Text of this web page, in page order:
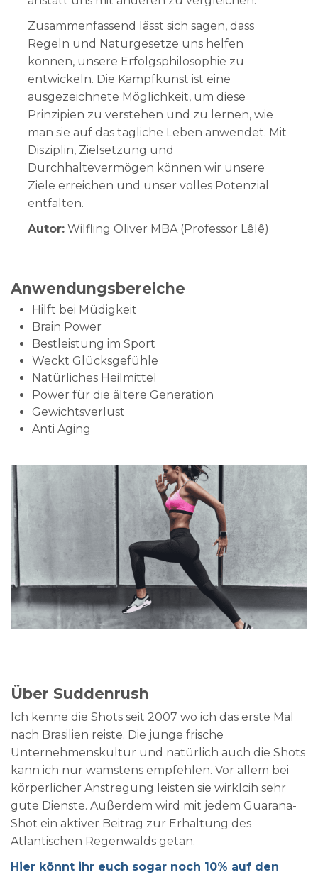
Zusammenfassend lässt sich sagen, dass
Regeln und Naturgesetze uns helfen
können, unsere Erfolgsphilosophie zu
entwickeln. Die Kampfkunst ist eine
ausgezeichnete Möglichkeit, um diese
Prinzipien zu verstehen und zu lernen, wie
man sie auf das tägliche Leben anwendet. Mit
Disziplin, Zielsetzung und
Durchhaltevermögen können wir unsere
Ziele erreichen und unser volles Potenzial
entfalten.
Autor: Wilfling Oliver MBA (Professor Lêlê)
Anwendungsbereiche
Hilft bei Müdigkeit
Brain Power
Bestleistung im Sport
Weckt Glücksgefühle
Natürliches Heilmittel
Power für die ältere Generation
Gewichtsverlust
Anti Aging
Über Suddenrush
Ich kenne die Shots seit 2007 wo ich das erste Mal
nach Brasilien reiste. Die junge frische
Unternehmenskultur und natürlich auch die Shots
kann ich nur wämstens empfehlen. Vor allem bei
körperlicher Anstregung leisten sie wirklcih sehr
gute Dienste. Außerdem wird mit jedem Guarana-
Shot ein aktiver Beitrag zur Erhaltung des
Atlantischen Regenwalds getan.
Hier könnt ihr euch sogar noch 10% auf den